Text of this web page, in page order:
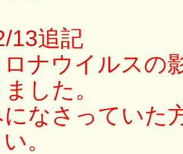
13追記
ナウイルスの
した。
なさっていた
。